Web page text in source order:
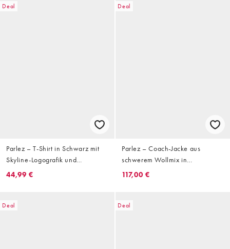
Deal
Parlez – T-Shirt in Schwarz mit
Skyline-Logografik und
Rückenprint
44,99 €
Deal
Parlez – Coach-Jacke aus
schwerem Wollmix in
Marineblau mit besticktem Logo-
117,00 €
Deal Deal